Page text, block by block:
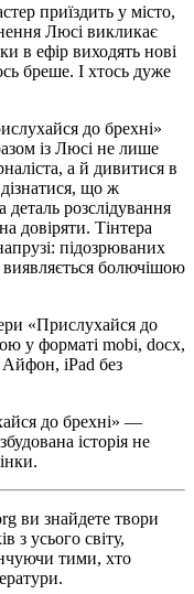
приїздить у місто,
Люсі викликає
в ефір виходять нові
бреше. І хтось дуже
до брехні»
із Люсі не лише
а й дивитися в
що ж
деталь розслідування
довіряти. Тінтера
підозрюваних
болючішою
«Прислухайся до
у форматі mobi, docx,
iPad без
до брехні» —
історія не
ви знайдете твори
з усього світу,
тими, хто